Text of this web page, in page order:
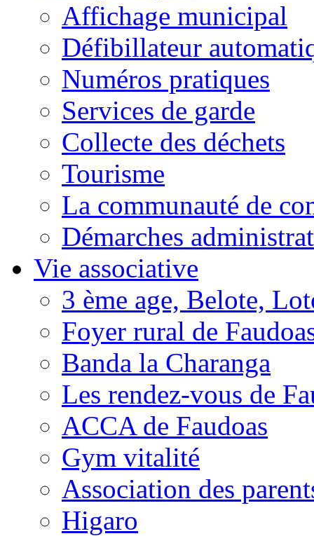
Affichage municipal
Défibillateur
Numéros pratiques
Services de garde
Collecte des déchets
Tourisme
La communauté de
Démarches
Vie associative
3 ème age, Belote,
Foyer rural de
Banda la Charanga
Les rendez-vous de
ACCA de Faudoas
Gym vitalité
Association des
Higaro